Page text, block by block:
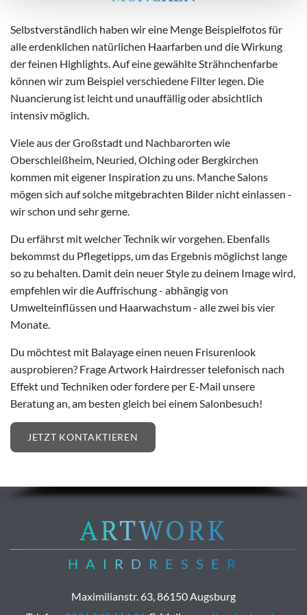
Selbstverständlich haben wir eine Menge Beispielfotos für
alle erdenklichen natürlichen Haarfarben und die Wirkung
der feinen Highlights. Auf eine gewählte Strähnchenfarbe
können wir zum Beispiel verschiedene Filter legen. Die
Nuancierung ist leicht und unauffällig oder absichtlich
intensiv möglich.
Viele aus der Großstadt und Nachbarorten wie
Oberschleißheim, Neuried, Olching oder Bergkirchen
kommen mit eigener Inspiration zu uns. Manche Salons
mögen sich auf solche mitgebrachten Bilder nicht einlassen -
wir schon und sehr gerne.
Du erfährst mit welcher Technik wir vorgehen. Ebenfalls
bekommst du Pflegetipps, um das Ergebnis möglichst lange
so zu behalten. Damit dein neuer Style zu deinem Image wird,
empfehlen wir die Auffrischung - abhängig von
Umwelteinflüssen und Haarwachstum - alle zwei bis vier
Monate.
Du möchtest mit Balayage einen neuen Frisurenlook
ausprobieren? Frage Artwork Hairdresser telefonisch nach
Effekt und Techniken oder fordere per E-Mail unsere
Beratung an, am besten gleich bei einem Salonbesuch!
JETZT KONTAKTIEREN
ARTWORK
HAIRDRESSER
Maximilianstr. 63, 86150 Augsburg